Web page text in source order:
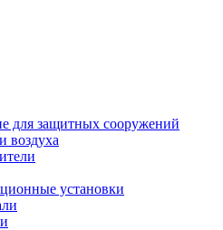
для защитных сооружений
воздуха
установки